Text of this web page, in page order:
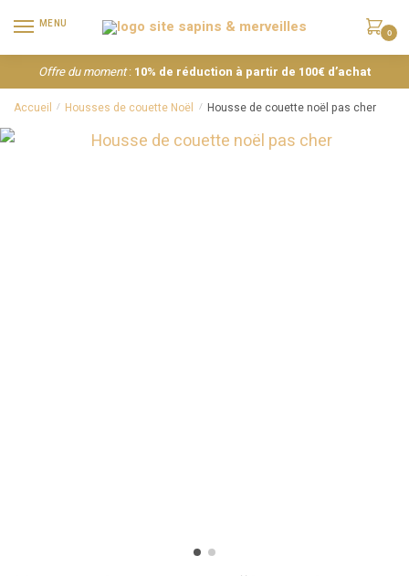
MENU
0
Offre du moment: 10% de réduction à partir de 100€ d’achat
Accueil / Housses de couette Noël / Housse de couette noël pas cher